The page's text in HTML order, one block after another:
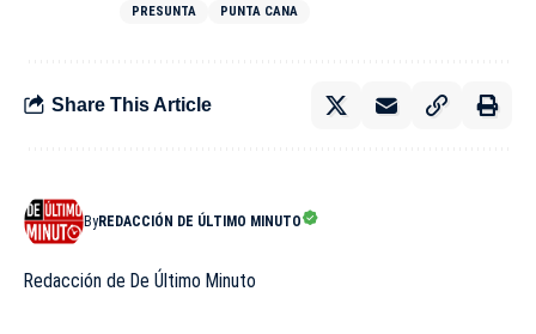
PRESUNTA
PUNTA CANA
Share This Article
ByREDACCIÓN DE ÚLTIMO MINUTO
Redacción de De Último Minuto